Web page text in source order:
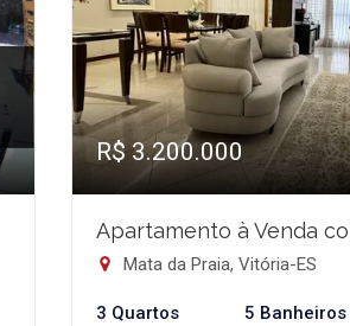
R$ 3.200.000
Apartamento à Venda
Mata da Praia, Vitória-ES
3 Quartos 5 Banheiros